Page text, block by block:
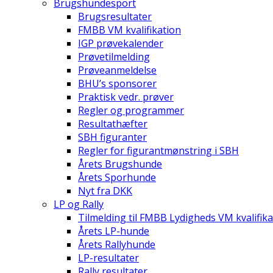
Brugshundesport
Brugsresultater
FMBB VM kvalifikation
IGP prøvekalender
Prøvetilmelding
Prøveanmeldelse
BHU’s sponsorer
Praktisk vedr. prøver
Regler og programmer
Resultathæfter
SBH figuranter
Regler for figurantmønstring i SBH
Årets Brugshunde
Årets Sporhunde
Nyt fra DKK
LP og Rally
Tilmelding til FMBB Lydigheds VM
Årets LP-hunde
Årets Rallyhunde
LP-resultater